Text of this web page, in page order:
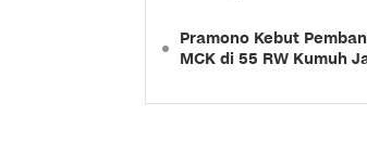
Pramono Kebut
MCK di 55 RW Kumuh